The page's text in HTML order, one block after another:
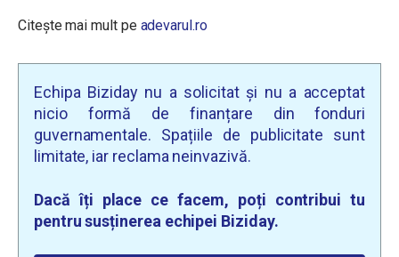
Citește mai mult pe adevarul.ro
Echipa Biziday nu a solicitat și nu a acceptat
nicio formă de finanțare din fonduri
guvernamentale. Spațiile de publicitate sunt
limitate, iar reclama neinvazivă.
Dacă îți place ce facem, poți contribui tu
pentru susținerea echipei Biziday.